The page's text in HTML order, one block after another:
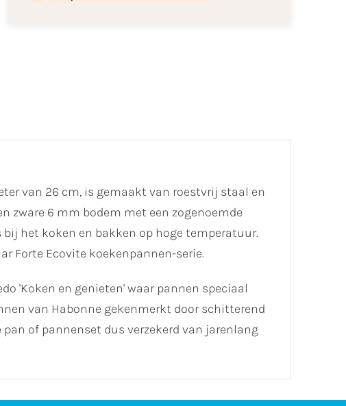
van 26 cm, is gemaakt van roestvrij staal en
zware 6 mm bodem met een zogenoemde
het koken en bakken op hoge temperatuur.
Forte Ecovite koekenpannen-serie.
'Koken en genieten' waar pannen speciaal
van Habonne gekenmerkt door schitterend
of pannenset dus verzekerd van jarenlang